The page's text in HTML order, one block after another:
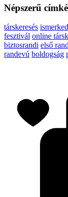
Népszerű
társkeresés
fesztivál online
biztosrandi első
randevú boldogság